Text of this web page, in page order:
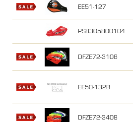
EE51-127
PS8305800104
DFZE72-3108
EE50-132B
DFZE72-3408